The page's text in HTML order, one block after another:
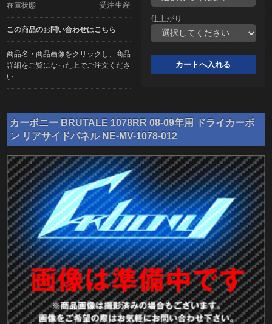
在庫状態 受注生産
この商品のお問い合わせはこちら
商品名・商品画像をクリックし、商品
詳細をご覧になった上でご注文くださ
い
仕上がり
カーボニー BRUTALE 1078RR 08-09年用 ドライカーボ
ン リアサイドパネル NE-MV-1078-012